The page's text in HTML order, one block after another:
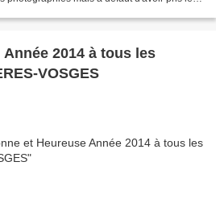
2014 à tous les
VOSGES